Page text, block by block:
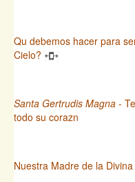
Qu debemos hacer para
Cielo?
Santa Gertrudis Magna -
todo su corazn
Nuestra Madre de la